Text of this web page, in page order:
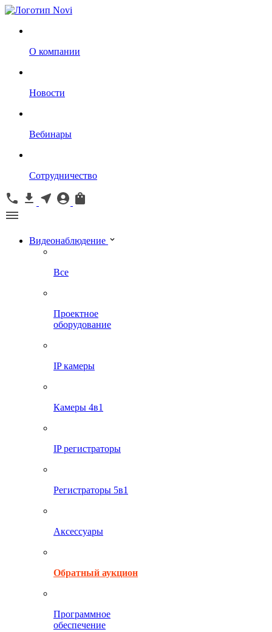
О компании
Новости
Вебинары
Сотрудничество
Видеонаблюдение
Все
Проектное
оборудование
IP камеры
Камеры 4в1
IP регистраторы
Регистраторы 5в1
Аксессуары
Обратный аукцион
Программное
обеспечение